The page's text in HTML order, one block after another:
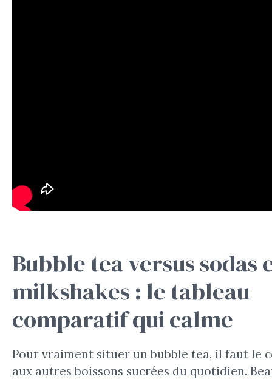
Bubble tea versus sodas
milkshakes : le tableau
comparatif qui calme
Pour vraiment situer un bubble tea, il faut le
aux autres boissons sucrées du quotidien.